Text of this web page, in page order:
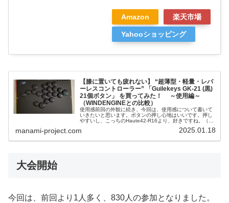
Amazon 楽天市場
Yahooショッピング
【膝に置いても疲れない】 “超薄型・軽量・レバ
ーレスコントローラー” 「Guilekeys GK-21 (黒)
21個ボタン」 を買ってみた！ ～使用編～
（WINDENGINEとの比較）
使用感前回の外観に続き、今回は、使用感について書いて
いきたいと思います。ボタンの押し心地はいいです。押し
やすいし、こっちのHaute42-R16より、好きですね。（こ
な？せ…
manami-project.com 2025.01.18
大会開始
今回は、前回より1人多く、830人の参加となりました。